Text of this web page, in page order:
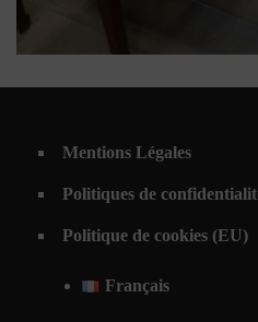
acajou,bois d'acajou,
Table à
Mentions Légales
Politiques de
Politique de cookies (EU)
Français